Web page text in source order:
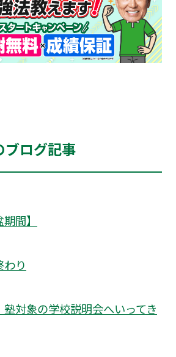
ブログ記事
間】
り
対象の学校説明会へいってき